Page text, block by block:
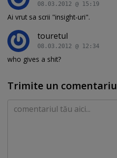
08.03.2012 @ 15:19
Ai vrut sa scrii "insight-uri".
touretul
08.03.2012 @ 12:34
who gives a shit?
Trimite un comentariu
Comentariu